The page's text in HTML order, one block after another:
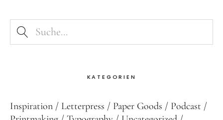
KATEGORIEN
Inspiration Letterpress Paper Goods
Podcast